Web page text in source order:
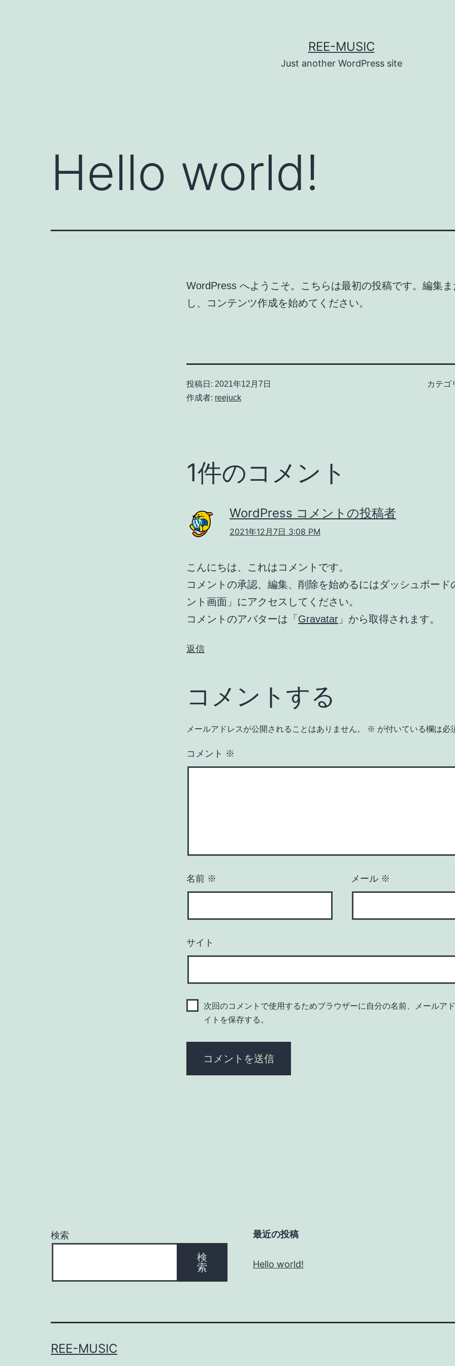
REE-MUSIC
Just another WordPress site
Hello world!
WordPress へようこそ。こちらは最初の投稿です。編集
し、コンテンツ作成を始めてください。
投稿日: 2021年12月7日
作成者: reejuck
カテゴ
1件のコメント
WordPress コメントの投稿者
2021年12月7日 3:08 PM
こんにちは、これはコメントです。
コメントの承認、編集、削除を始めるにはダッシュボード
ント画面」にアクセスしてください。
コメントのアバターは「 Gravatar 」から取得されます。
返信
コメントする
メールアドレスが公開されることはありません。 ※ が付いている欄は必
コメント ※
名前 ※ メール ※
サイト
次回のコメントで使用するためブラウザーに自分の名前、メールア
イトを保存する。
検索
検
索
最近の投稿
Hello world!
REE-MUSIC